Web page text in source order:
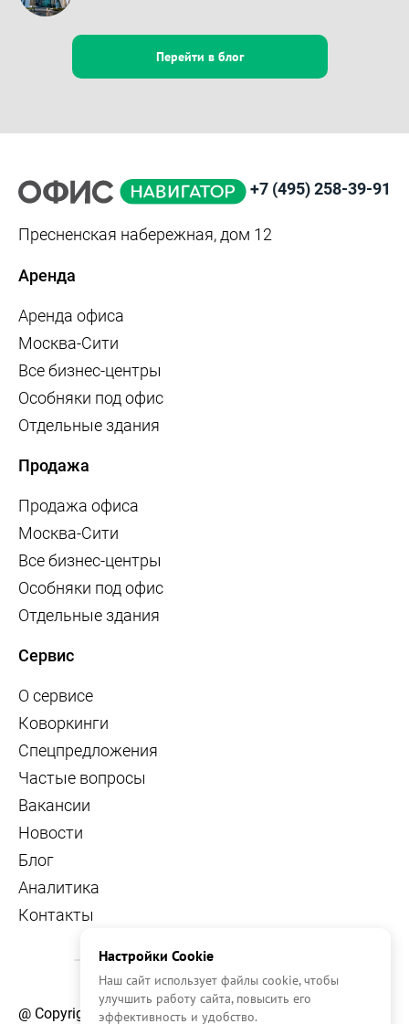
Перейти в блог
+7 (495) 258-39-91
Пресненская набережная, дом 12
Аренда
Аренда офиса
Москва-Сити
Все бизнес-центры
Особняки под офис
Отдельные здания
Продажа
Продажа офиса
Москва-Сити
Все бизнес-центры
Особняки под офис
Отдельные здания
Сервис
О сервисе
Коворкинги
Спецпредложения
Частые вопросы
Вакансии
Новости
Блог
Аналитика
Контакты
@ Copyright, 2026 OFFICE NAVIGATOR
Настройки Cookie
Наш сайт использует файлы cookie, чтобы
улучшить работу сайта, повысить его
эффективность и удобство.